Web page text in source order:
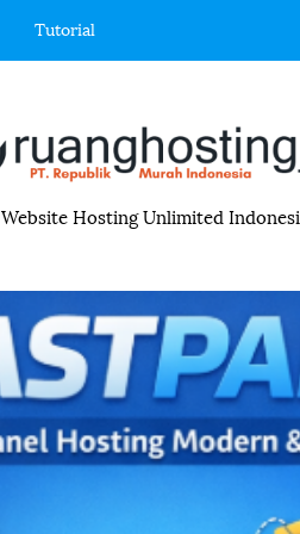
Tutorial
Website Hosting Unlimited